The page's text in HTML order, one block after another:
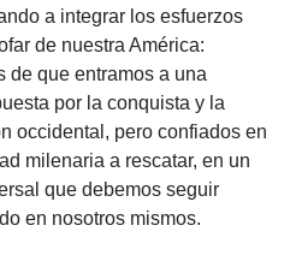
a integrar los esfuerzos
de nuestra América:
de que entramos a una
por la conquista y la
occidental, pero confiados en
milenaria a rescatar, en un
que debemos seguir
en nosotros mismos.